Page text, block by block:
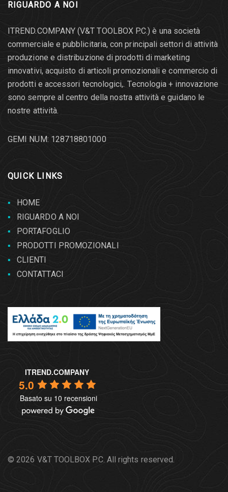
RIGUARDO A NOI
ITREND.COMPANY (V&T TOOLBOX P.C.) è una società
commerciale e pubblicitaria, con principali settori di attività
produzione e distribuzione di prodotti di marketing
innovativi, acquisto di articoli promozionali e commercio di
prodotti e accessori tecnologici,. Τecnologia + innovazione
sono sempre al centro della nostra attività e guidano le
nostre attività.
GEMI NUM: 128718801000
QUICK LINKS
HOME
RIGUARDO A NOI
PORTAFOGLIO
PRODOTTI PROMOZIONALI
CLIENTI
CONTATTACI
ITREND.COMPANY
5.0
Basato su 10 recensioni
© 2026 V&T TOOLBOX P.C. All rights reserved.